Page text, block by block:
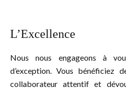
L’Excellence
Nous nous engageons à
d’exception. Vous bénéficiez
collaborateur attentif et